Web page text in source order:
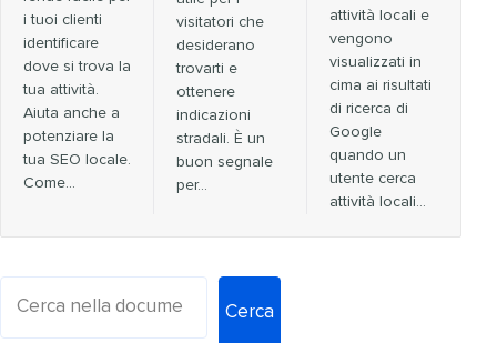
i tuoi clienti
identificare
dove si trova la
tua attività.
Aiuta anche a
potenziare la
tua SEO locale.
Come...
visitatori che
desiderano
trovarti e
ottenere
indicazioni
stradali. È un
buon segnale
per...
attività locali e
vengono
visualizzati in
cima ai risultati
di ricerca di
Google
quando un
utente cerca
attività locali…
Cerca